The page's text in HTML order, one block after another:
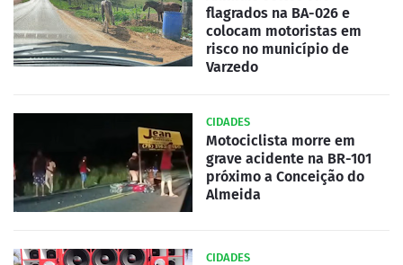
flagrados na BA-026 e
colocam motoristas em
risco no município de
Varzedo
CIDADES
Motociclista morre em
grave acidente na BR-101
próximo a Conceição do
Almeida
CIDADES